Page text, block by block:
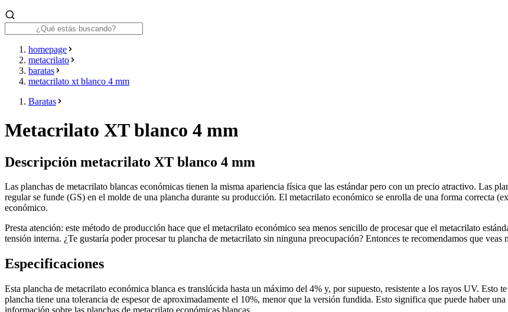
homepage
metacrilato
baratas
metacrilato xt blanco 4 mm
Baratas
Metacrilato XT blanco 4 mm
Descripción metacrilato XT blanco 4 mm
Las planchas de metacrilato blancas económicas tienen la misma apariencia física que las estándar pero con un precio atractivo. Las
regular se funde (GS) en el molde de una plancha durante su producción. El metacrilato económico se enrolla de una forma correcta
económico.
Presta atención: este método de producción hace que el metacrilato económico sea menos sencillo de procesar que el metacrilato
tensión interna. ¿Te gustaría poder procesar tu plancha de metacrilato sin ninguna preocupación? Entonces te recomendamos que veas
Especificaciones
Esta plancha de metacrilato económica blanca es translúcida hasta un máximo del 4% y, por supuesto, resistente a los rayos UV. Esto
plancha tiene una tolerancia de espesor de aproximadamente el 10%, menor que la versión fundida. Esto significa que puede haber